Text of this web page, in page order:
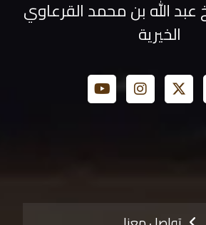
الله بن محمد القرعاوي
الخيرية